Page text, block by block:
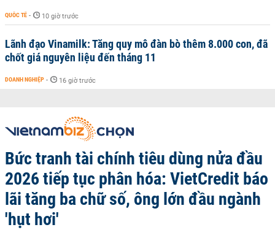
QUỐC TẾ - 10 giờ trước
Lãnh đạo Vinamilk: Tăng quy mô đàn bò thêm 8.000 con, đã
chốt giá nguyên liệu đến tháng 11
DOANH NGHIỆP - 16 giờ trước
Bức tranh tài chính tiêu dùng nửa đầu
2026 tiếp tục phân hóa: VietCredit báo
lãi tăng ba chữ số, ông lớn đầu ngành
'hụt hơi'